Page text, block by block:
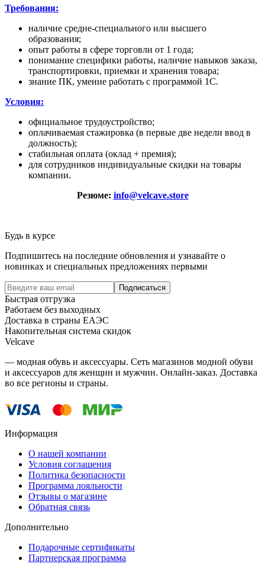
Требования:
наличие средне-специального или высшего
образования;
опыт работы в сфере торговли от 1 года;
понимание специфики работы, наличие навыков заказа,
транспортировки, приемки и хранения товара;
знание ПК, умение работать с программой 1С.
Условия:
официальное трудоустройство;
оплачиваемая стажировка (в первые две недели ввод в
должность);
стабильная оплата (оклад + премия);
для сотрудников индивидуальные скидки на товары
компании.
Резюме: info@velcave.store
Будь в курсе
Подпишитесь на последние обновления и узнавайте о
новинках и специальных предложениях первыми
Подписаться
Быстрая отгрузка
Работаем без выходных
Доставка в страны ЕАЭС
Накопительная система скидок
Velcave
— модная обувь и аксессуары. Сеть магазинов модной обуви
и аксессуаров для женщин и мужчин. Онлайн-заказ. Доставка
во все регионы и страны.
Информация
О нашей компании
Условия соглашения
Политика безопасности
Программа лояльности
Отзывы о магазине
Обратная связь
Дополнительно
Подарочные сертификаты
Партнерская программа